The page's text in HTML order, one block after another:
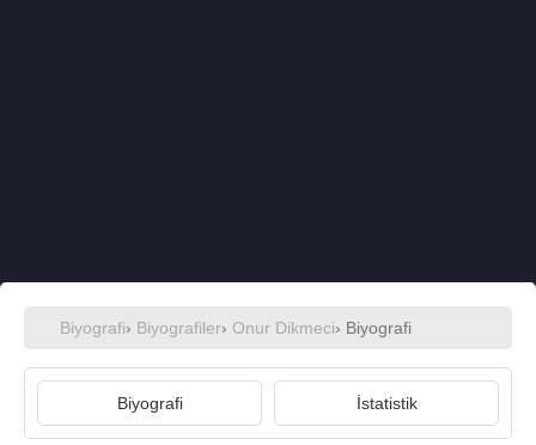
Biyografi› Biyografiler› Onur Dikmeci› Biyografi
Biyografi İstatistik